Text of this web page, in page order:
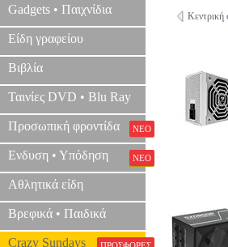
Gadgets • Παιχνίδια
Είδη γραφείου
Βιβλία
Ταινίες DVD • Blu Ray
Προσωπική φροντίδα ΝΕΟ
Ενδυση • Υπόδηση ΝΕΟ
Αθλητικά είδη
Βρεφικά • Παιδικά
Crazy Sundays
Κεντρική